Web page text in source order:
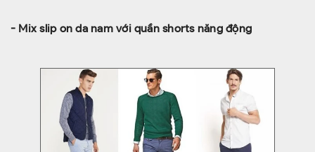
- Mix slip on da nam với quần shorts năng động